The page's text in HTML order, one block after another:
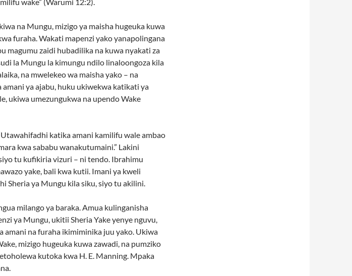
na Mungu, mizigo ya maisha hugeuka kuwa
furaha. Wakati mapenzi yako yanapolingana
magumu zaidi hubadilika na kuwa nyakati za
la Mungu la kimungu ndilo linaloongoza kila
na mwelekeo wa maisha yako – na
ya ajabu, huku ukiwekwa katikati ya
ukiwa umezungukwa na upendo Wake
katika amani kamilifu wale ambao
kwa sababu wanakutumaini.” Lakini
tu kufikiria vizuri – ni tendo. Ibrahimu
yake, bali kwa kutii. Imani ya kweli
Sheria ya Mungu kila siku, siyo tu akilini.
milango ya baraka. Amua kulinganisha
ya Mungu, ukitii Sheria Yake yenye nguvu,
amani na furaha ikimiminika juu yako. Ukiwa
mizigo hugeuka kuwa zawadi, na pumziko
kutoka kwa H. E. Manning. Mpaka